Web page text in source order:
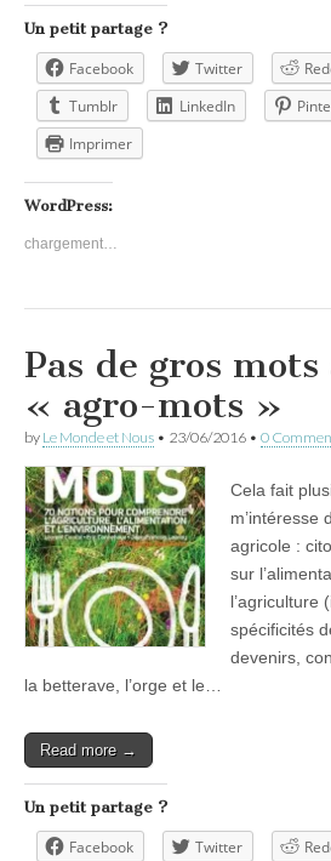
Un petit partage ?
Facebook Twitter
Tumblr
LinkedIn
Imprimer
WordPress:
chargement…
Pas de gros mots
« agro-mots »
by Le Monde et Nous • 23/06/2016 • 0
Cela fait
m’intéresse
agricole :
sur
l’agriculture
spécificités
devenirs,
la betterave, l’orge et le…
Read more →
Un petit partage ?
Facebook Twitter